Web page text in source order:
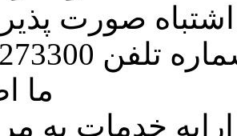
اشتباه صورت
ما
خدمات به